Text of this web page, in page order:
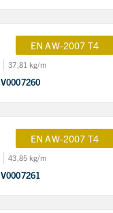
EN AW-2007 T4
37,81 kg/m
V0007260
EN AW-2007 T4
43,85 kg/m
V0007261